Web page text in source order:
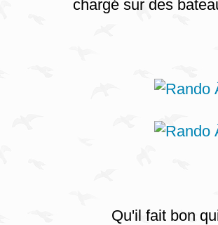
chargé sur des
Qu'il fait bon